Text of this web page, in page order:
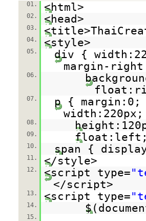
01. <html>
02. <head>
03.
04. <style>
05.
div {
margin-
06.
07.
p {
width:220px;
08.
09. float:left;
10. span {
11. </style>
12. <script type=
</script>
13. <script type=
14.
15.